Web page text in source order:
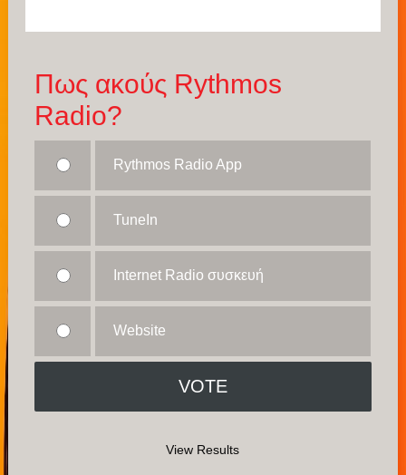
Πως ακούς Rythmos
Radio?
Rythmos Radio App
TuneIn
Internet Radio συσκευή
Website
View Results